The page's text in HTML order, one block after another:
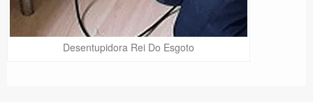
Desentupidora Rei Do EsgotoPrecisa de Ajuda?